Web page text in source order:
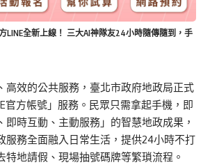
LINE全新上線！ 三大AI神隊友24小時隨傳隨到，手
高效的公共服務，臺北市政府地政局正式
官方帳號」服務。民眾只需拿起手機，即
即時互動、主動服務」的智慧地政成果，
服務全面融入日常生活，提供24小時不打
特地請假、現場抽號碼牌等繁瑣流程。